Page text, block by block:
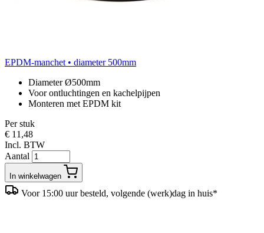
EPDM-manchet • diameter 500mm
Diameter Ø500mm
Voor ontluchtingen en kachelpijpen
Monteren met EPDM kit
Per stuk
€ 11,48
Incl. BTW
Aantal
In winkelwagen
Voor 15:00 uur besteld, volgende (werk)dag in huis*